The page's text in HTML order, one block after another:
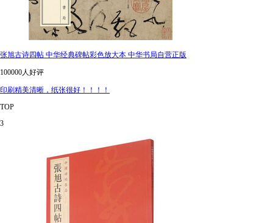
张旭古诗四帖 中华经典碑帖彩色放大本 中华书局自营正版
100000人好评
印刷精美清晰，纸张很好！！！！
TOP
3